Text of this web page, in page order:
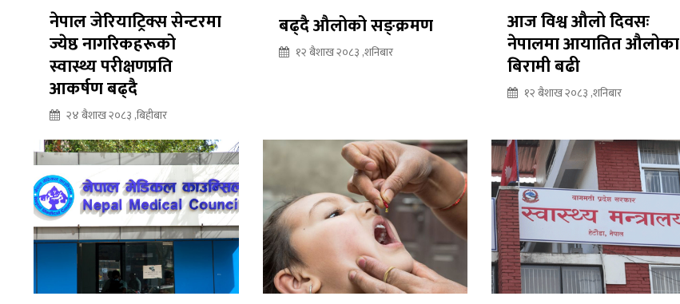
नेपाल जेरियाट्रिक्स सेन्टरमा
ज्येष्ठ नागरिकहरूको
स्वास्थ्य परीक्षणप्रति
आकर्षण बढ्दै
२४ बैशाख २०८३ ,बिहीबार
बढ्दै औलोको सङ्क्रमण
१२ बैशाख २०८३ ,शनिबार
आज विश्व औलो दिवसः
नेपालमा आयातित औलोका
बिरामी बढी
१२ बैशाख २०८३ ,शनिबार